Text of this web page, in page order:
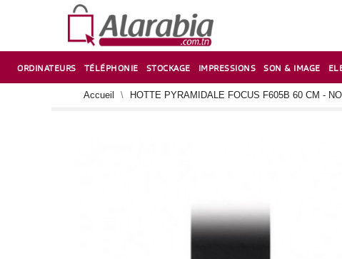
ORDINATEURS TÉLÉPHONIE STOCKAGE IMPRESSIONS SON & IMAGE
Accueil HOTTE PYRAMIDALE FOCUS F605B 60 CM -